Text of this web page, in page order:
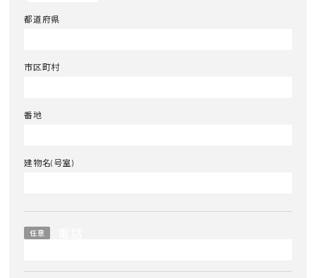
都道府県
市区町村
番地
建物名(号室)
任意